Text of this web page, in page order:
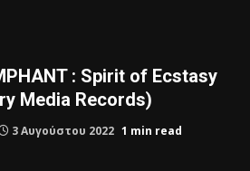
: Spirit of Ecstasy
Media Records)
3 Αυγούστου 2022 1 min read